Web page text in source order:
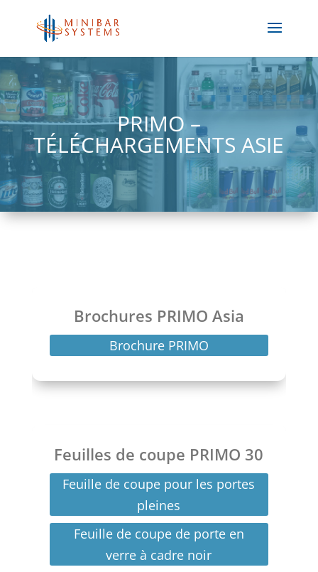
PRIMO –
TÉLÉCHARGEMENTS ASIE
Brochures PRIMO Asia
Brochure PRIMO
Feuilles de coupe PRIMO 30
Feuille de coupe pour les portes
pleines
Feuille de coupe de porte en
verre à cadre noir